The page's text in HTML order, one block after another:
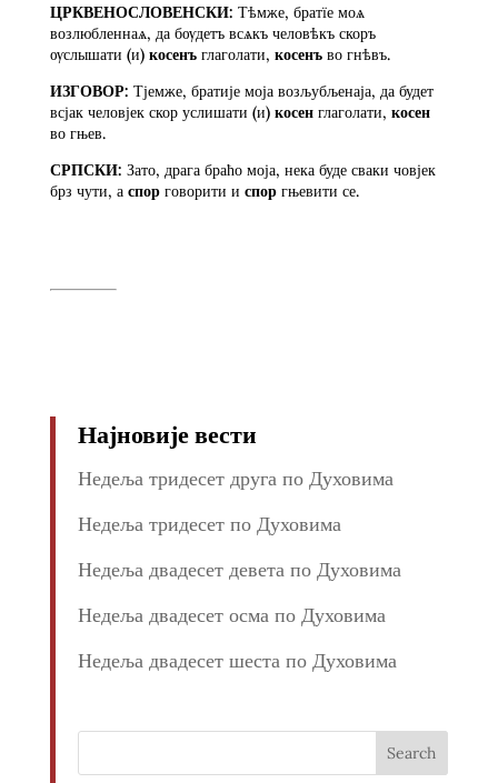
ЦРКВЕНОСЛОВЕНСКИ: Тѣмже, братїе моѧ
возлюбленнаѧ, да бѹдетъ всѧкъ человѣкъ скоръ
ѹслышати (и) косенъглаголати, косенъво гнѣвъ.
ИЗГОВОР: Тјемже, братије моја возљубљенаја, да будет
всјак человјек скор услишати (и) косенглаголати, косен
во гњев.
СРПСКИ: Зато, драга браћо моја, нека буде сваки човјек
брз чути, а спорговорити и споргњевити се.
Најновије вести
Недеља тридесет друга по Духовима
Недеља тридесет по Духовима
Недеља двадесет девета по Духовима
Недеља двадесет осма по Духовима
Недеља двадесет шеста по Духовима